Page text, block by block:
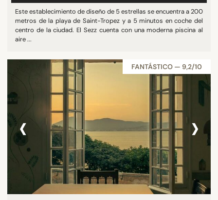
Este establecimiento de diseño de 5 estrellas se encuentra a 200
metros de la playa de Saint-Tropez y a 5 minutos en coche del
centro de la ciudad. El Sezz cuenta con una moderna piscina al
aire ...
FANTÁSTICO — 9,2/10
‹ ›